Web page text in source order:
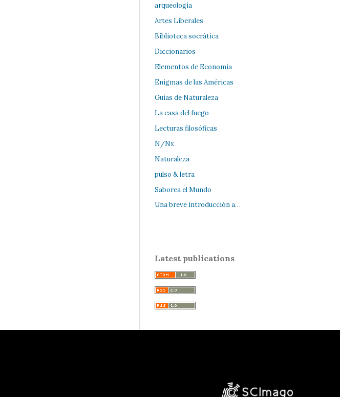
arqueología
Artes Liberales
Biblioteca socrática
Diccionarios
Elementos de Economía
Enigmas de las Américas
Guías de Naturaleza
La casa del fuego
Lecturas filosóficas
N/Nx
Naturaleza
pulso & letra
Saborea el Mundo
Una breve introducción a…
Latest publications